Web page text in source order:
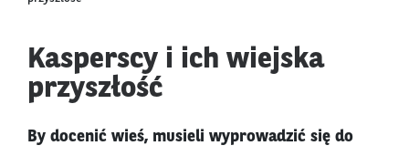
Kasperscy i ich wiejska
przyszłość
By docenić wieś, musieli wyprowadzić się do